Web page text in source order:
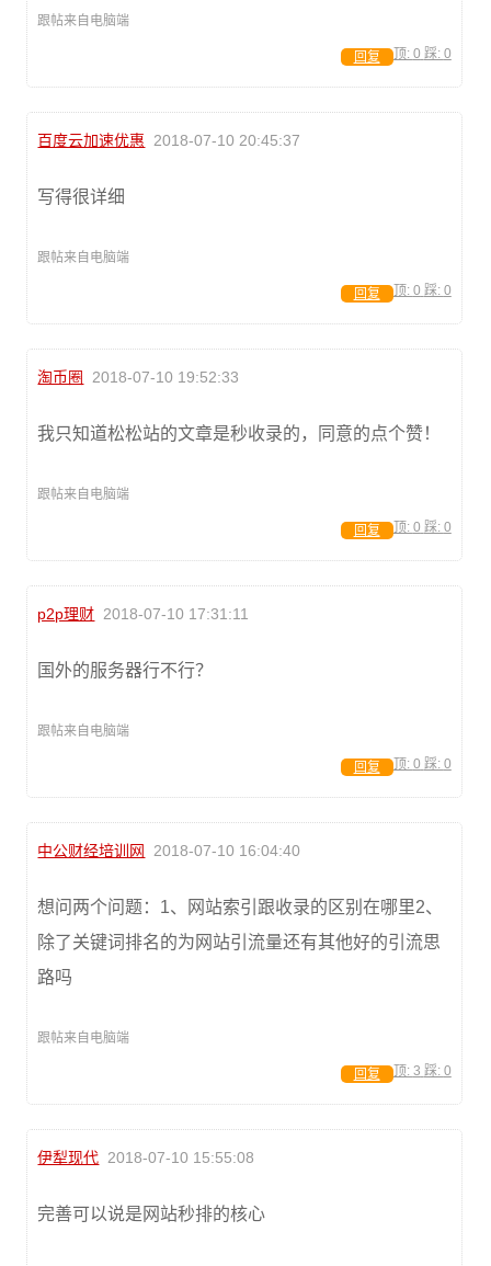
跟帖来自电脑端
顶: 0 踩: 0
回复
百度云加速优惠 2018-07-10 20:45:37
写得很详细
跟帖来自电脑端
顶: 0 踩: 0
回复
淘币圈 2018-07-10 19:52:33
我只知道松松站的文章是秒收录的，同意的点个赞！
跟帖来自电脑端
顶: 0 踩: 0
回复
p2p理财 2018-07-10 17:31:11
国外的服务器行不行？
跟帖来自电脑端
顶: 0 踩: 0
回复
中公财经培训网 2018-07-10 16:04:40
想问两个问题：1、网站索引跟收录的区别在哪里2、
除了关键词排名的为网站引流量还有其他好的引流思
路吗
跟帖来自电脑端
顶: 3 踩: 0
回复
伊犁现代 2018-07-10 15:55:08
完善可以说是网站秒排的核心